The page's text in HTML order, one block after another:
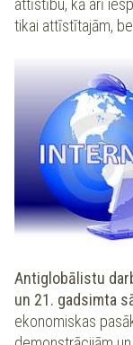
attīstību, kā arī
tikai attīstītajām,
Antiglobālistu
un 21. gadsimta
ekonomiskas